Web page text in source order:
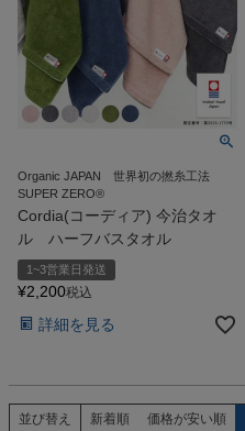
Organic JAPAN 世界初の撚糸工法
SUPER ZERO®
Cordia(コーディア) 今治タオ
ル ハーフバスタオル
1~3営業日発送
¥2,200税込
詳細を見る
並び替え 新着順 価格が安い順